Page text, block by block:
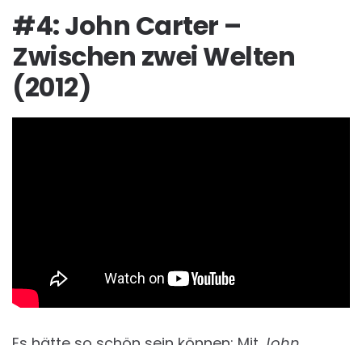
#4: John Carter –
Zwischen zwei Welten
(2012)